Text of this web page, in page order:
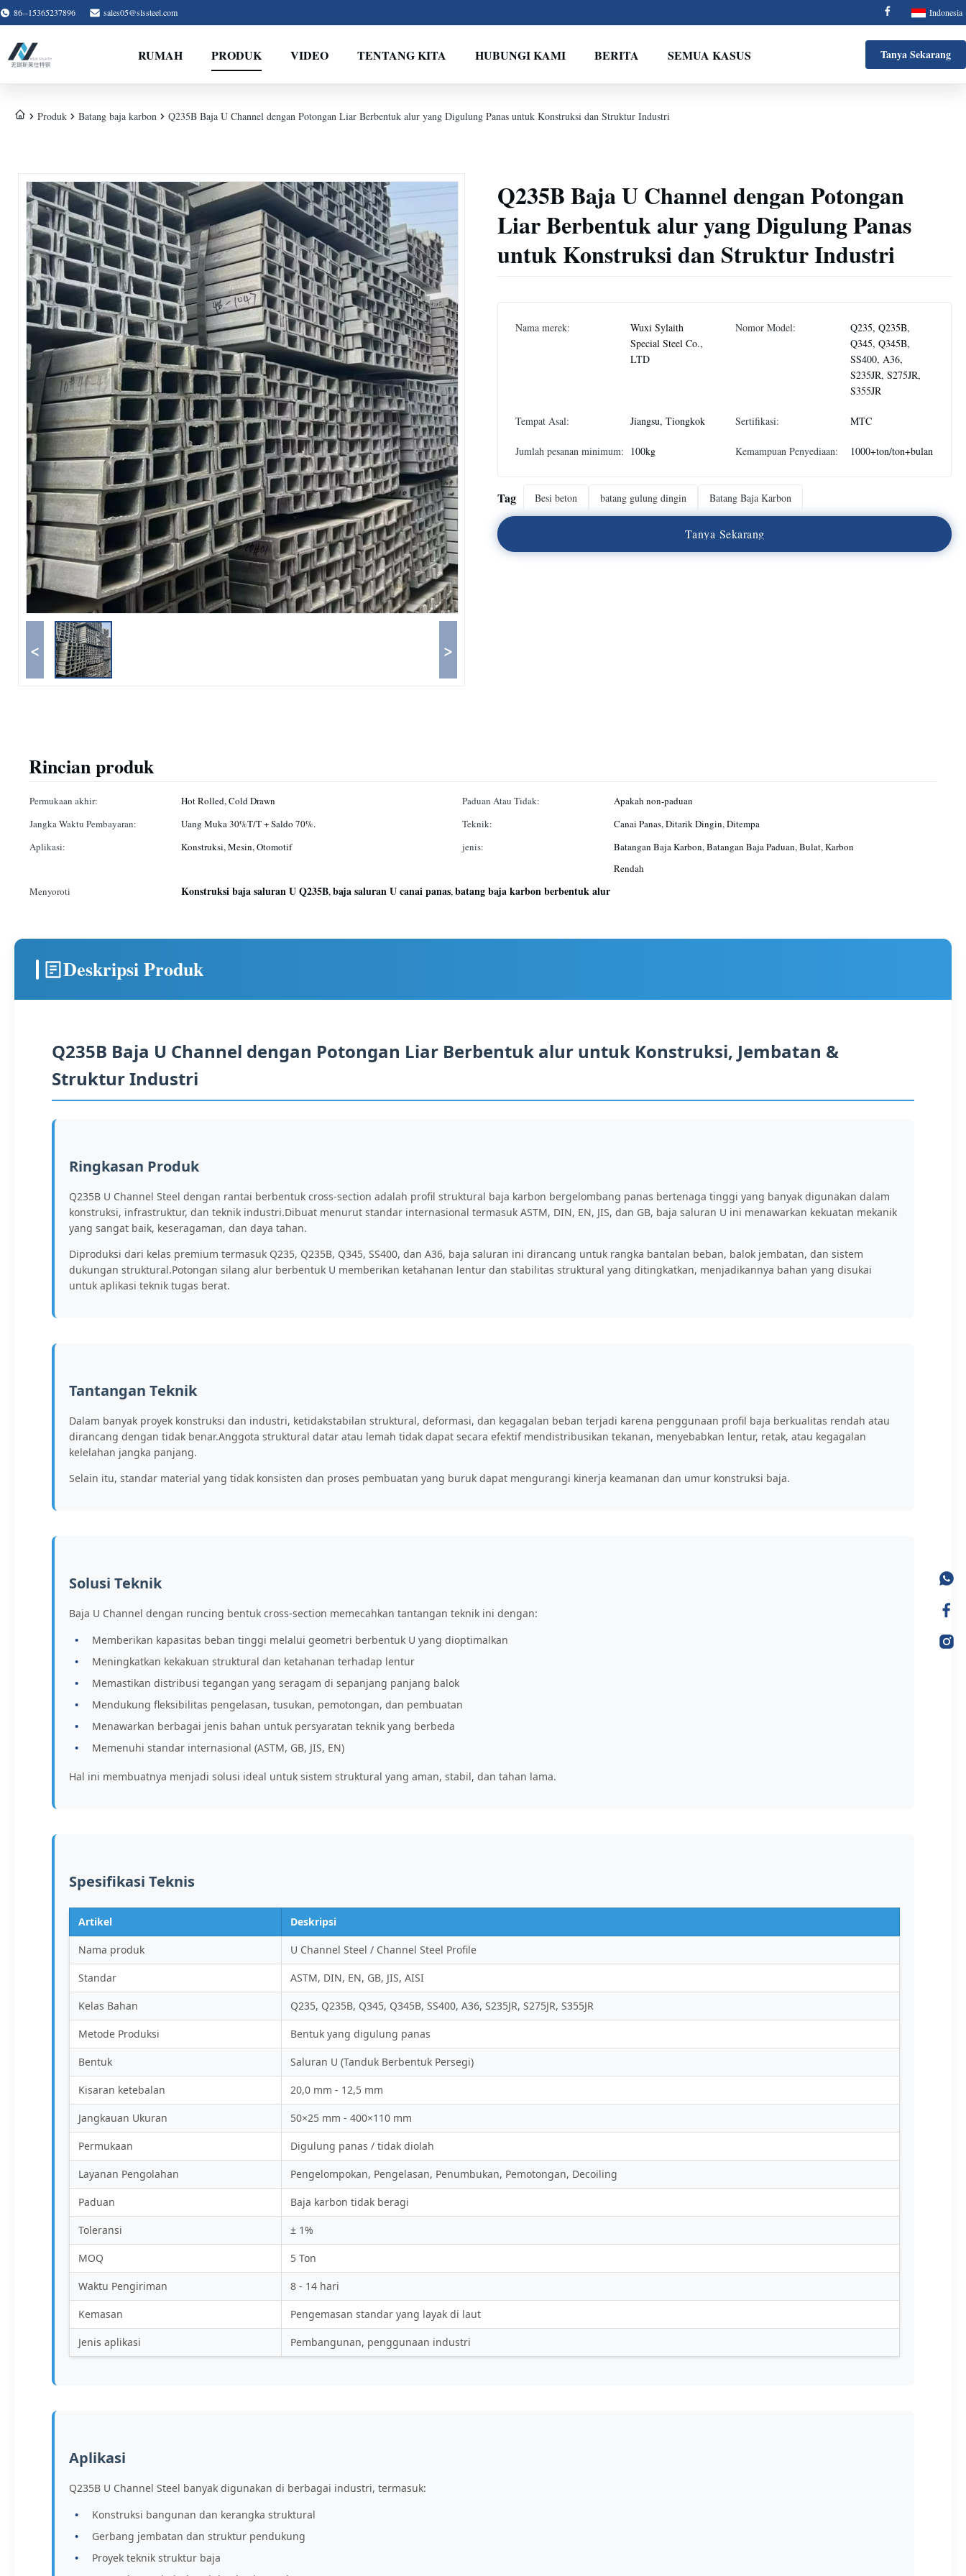
86--15365237896 sales05@slssteel.com Indonesia
RUMAH PRODUK VIDEO TENTANG KITA HUBUNGI KAMI BERITA SEMUA KASUS Tanya Sekarang
Produk Batang baja karbon Q235B Baja U Channel dengan Potongan Liar Berbentuk alur yang Digulung Panas untuk Konstruksi dan Struktur Industri
< >
Q235B Baja U Channel dengan Potongan
Liar Berbentuk alur yang Digulung Panas
untuk Konstruksi dan Struktur Industri
Nama merek:
Wuxi Sylaith
Special Steel Co.,
LTD
Nomor Model:
Q235, Q235B,
Q345, Q345B,
SS400, A36,
S235JR, S275JR,
S355JR
Tempat Asal: Jiangsu, Tiongkok Sertifikasi: MTC
Jumlah pesanan minimum: 100kg Kemampuan Penyediaan: 1000+ton/ton+bulan
Tag Besi beton batang gulung dingin Batang Baja Karbon
Tanya Sekarang
Rincian produk
Permukaan akhir: Hot Rolled, Cold Drawn Paduan Atau Tidak:
Apakah non-paduan
Jangka Waktu Pembayaran:
Uang Muka 30%T/T + Saldo 70%. Teknik:
Canai Panas, Ditarik Dingin, Ditempa
Aplikasi:
Konstruksi, Mesin, Otomotif jenis:
Batangan Baja Karbon, Batangan Baja Paduan, Bulat, Karbon
Rendah
Menyoroti
Konstruksi baja saluran U Q235B,baja saluran U canai panas,batang baja karbon berbentuk alur
Deskripsi Produk
Q235B Baja U Channel dengan Potongan Liar Berbentuk alur untuk Konstruksi, Jembatan &
Struktur Industri
Ringkasan Produk
Q235B U Channel Steel dengan rantai berbentuk cross-section adalah profil struktural baja karbon bergelombang panas bertenaga tinggi yang banyak digunakan dalam
konstruksi, infrastruktur, dan teknik industri.Dibuat menurut standar internasional termasuk ASTM, DIN, EN, JIS, dan GB, baja saluran U ini menawarkan kekuatan mekanik
yang sangat baik, keseragaman, dan daya tahan.
Diproduksi dari kelas premium termasuk Q235, Q235B, Q345, SS400, dan A36, baja saluran ini dirancang untuk rangka bantalan beban, balok jembatan, dan sistem
dukungan struktural.Potongan silang alur berbentuk U memberikan ketahanan lentur dan stabilitas struktural yang ditingkatkan, menjadikannya bahan yang disukai
untuk aplikasi teknik tugas berat.
Tantangan Teknik
Dalam banyak proyek konstruksi dan industri, ketidakstabilan struktural, deformasi, dan kegagalan beban terjadi karena penggunaan profil baja berkualitas rendah atau
dirancang dengan tidak benar.Anggota struktural datar atau lemah tidak dapat secara efektif mendistribusikan tekanan, menyebabkan lentur, retak, atau kegagalan
kelelahan jangka panjang.
Selain itu, standar material yang tidak konsisten dan proses pembuatan yang buruk dapat mengurangi kinerja keamanan dan umur konstruksi baja.
Solusi Teknik
Baja U Channel dengan runcing bentuk cross-section memecahkan tantangan teknik ini dengan:
Memberikan kapasitas beban tinggi melalui geometri berbentuk U yang dioptimalkan
Meningkatkan kekakuan struktural dan ketahanan terhadap lentur
Memastikan distribusi tegangan yang seragam di sepanjang panjang balok
Mendukung fleksibilitas pengelasan, tusukan, pemotongan, dan pembuatan
Menawarkan berbagai jenis bahan untuk persyaratan teknik yang berbeda
Memenuhi standar internasional (ASTM, GB, JIS, EN)
Hal ini membuatnya menjadi solusi ideal untuk sistem struktural yang aman, stabil, dan tahan lama.
Spesifikasi Teknis
Artikel Deskripsi
Nama produk U Channel Steel / Channel Steel Profile
Standar ASTM, DIN, EN, GB, JIS, AISI
Kelas Bahan Q235, Q235B, Q345, Q345B, SS400, A36, S235JR, S275JR, S355JR
Metode Produksi Bentuk yang digulung panas
Bentuk Saluran U (Tanduk Berbentuk Persegi)
Kisaran ketebalan 20,0 mm - 12,5 mm
Jangkauan Ukuran 50×25 mm - 400×110 mm
Permukaan Digulung panas / tidak diolah
Layanan Pengolahan Pengelompokan, Pengelasan, Penumbukan, Pemotongan, Decoiling
Paduan Baja karbon tidak beragi
Toleransi ± 1%
MOQ 5 Ton
Waktu Pengiriman 8 - 14 hari
Kemasan Pengemasan standar yang layak di laut
Jenis aplikasi Pembangunan, penggunaan industri
Aplikasi
Q235B U Channel Steel banyak digunakan di berbagai industri, termasuk:
Konstruksi bangunan dan kerangka struktural
Gerbang jembatan dan struktur pendukung
Proyek teknik struktur baja